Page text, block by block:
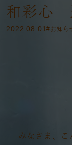
和彩心
2022.08.01#お知ら
みなさま、